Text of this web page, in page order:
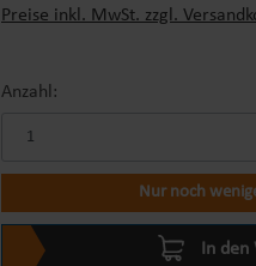
Preise inkl. MwSt. zzgl.
Anzahl:
Nur noch
In den